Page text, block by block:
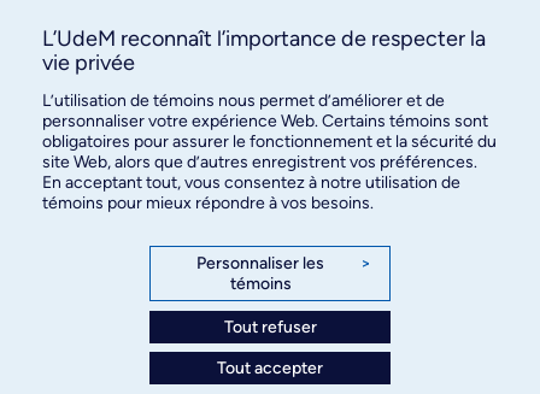
À propos / Nous joindre
Bureau des communications et
des relations publiques
3744, rue Jean-Brillant, bureau 490
Montréal (Québec) H3T 1P1
L’UdeM reconnaît l’importance de respecter la
vie privée
L’utilisation de témoins nous permet d’améliorer et de
personnaliser votre expérience Web. Certains témoins sont
obligatoires pour assurer le fonctionnement et la sécurité du
site Web, alors que d’autres enregistrent vos préférences.
En acceptant tout, vous consentez à notre utilisation de
témoins pour mieux répondre à vos besoins.
Personnaliser les
témoins
>
Tout refuser
Tout accepter